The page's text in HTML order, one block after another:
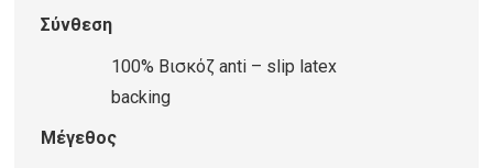
Σύνθεση
100% Βισκόζ anti – slip latex
backing
Μέγεθος